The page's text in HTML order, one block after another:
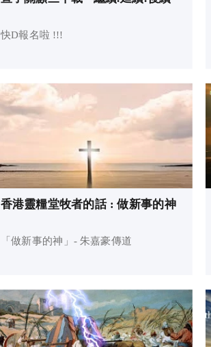
快D報名啦 !!!
香港靈糧堂牧者的話 : 做新事的神
「做新事的神」- 朱嘉豪傳道